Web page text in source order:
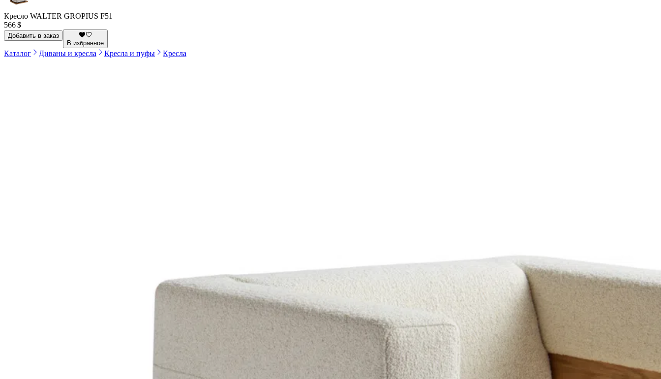
Кресло WALTER GROPIUS F51
566 $
Добавить в заказ
В избранное
Каталог Диваны и кресла Кресла и пуфы Кресла